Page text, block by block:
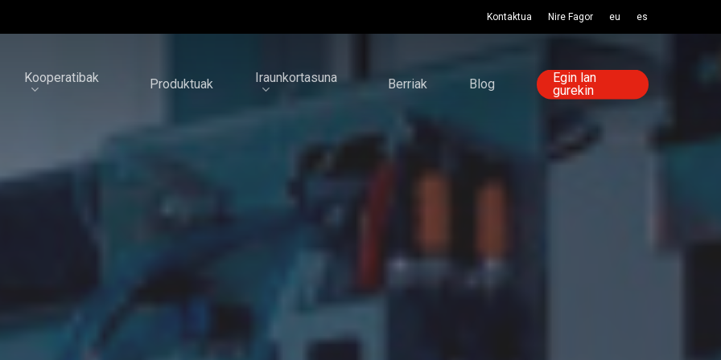
Kontaktua Nire Fagor eu es
Kooperatibak Produktuak Iraunkortasuna Berriak Blog
Egin lan
gurekin